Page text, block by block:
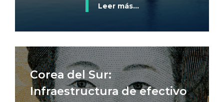
Leer más...
Corea del Sur:
Infraestructura de efectivo